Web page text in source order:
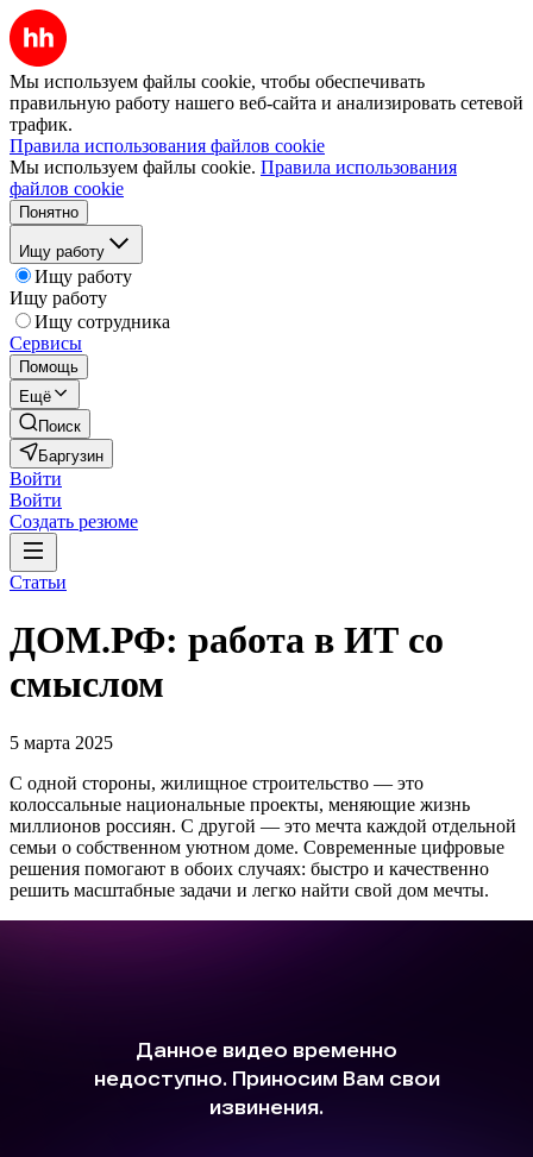
Мы используем файлы cookie, чтобы обеспечивать
правильную работу нашего веб-сайта и анализировать сетевой
трафик.
Правила использования файлов cookie
Мы используем файлы cookie. Правила использования
файлов cookie
Понятно
Ищу работу
Ищу работу
Ищу работу
Ищу сотрудника
Сервисы
Помощь
Ещё
Поиск
Баргузин
Войти
Войти
Создать резюме
Статьи
ДОМ.РФ: работа в ИТ со
смыслом
5 марта 2025
С одной стороны, жилищное строительство — это
колоссальные национальные проекты, меняющие жизнь
миллионов россиян. С другой — это мечта каждой отдельной
семьи о собственном уютном доме. Современные цифровые
решения помогают в обоих случаях: быстро и качественно
решить масштабные задачи и легко найти свой дом мечты.